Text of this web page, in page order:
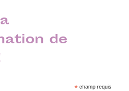
de
* champ requis